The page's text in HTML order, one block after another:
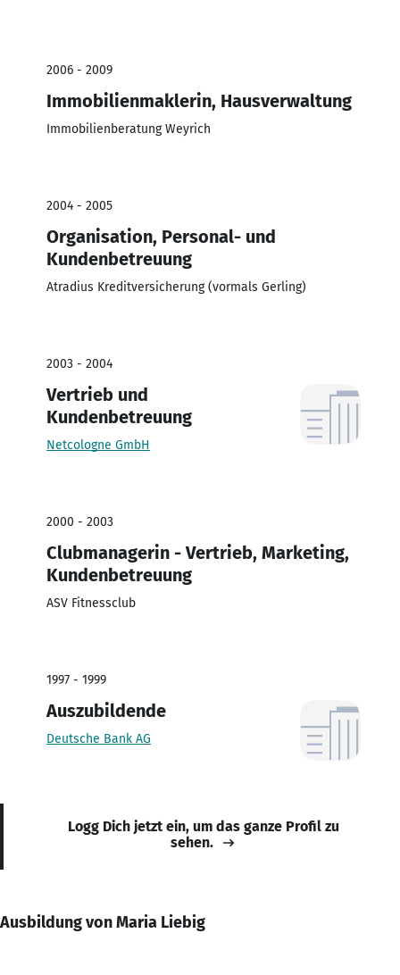
2006 - 2009
Immobilienmaklerin, Hausverwaltung
Immobilienberatung Weyrich
2004 - 2005
Organisation, Personal- und
Kundenbetreuung
Atradius Kreditversicherung (vormals Gerling)
2003 - 2004
Vertrieb und
Kundenbetreuung
Netcologne GmbH
2000 - 2003
Clubmanagerin - Vertrieb, Marketing,
Kundenbetreuung
ASV Fitnessclub
1997 - 1999
Auszubildende
Deutsche Bank AG
Logg Dich jetzt ein, um das ganze Profil zu
sehen.
Ausbildung von Maria Liebig